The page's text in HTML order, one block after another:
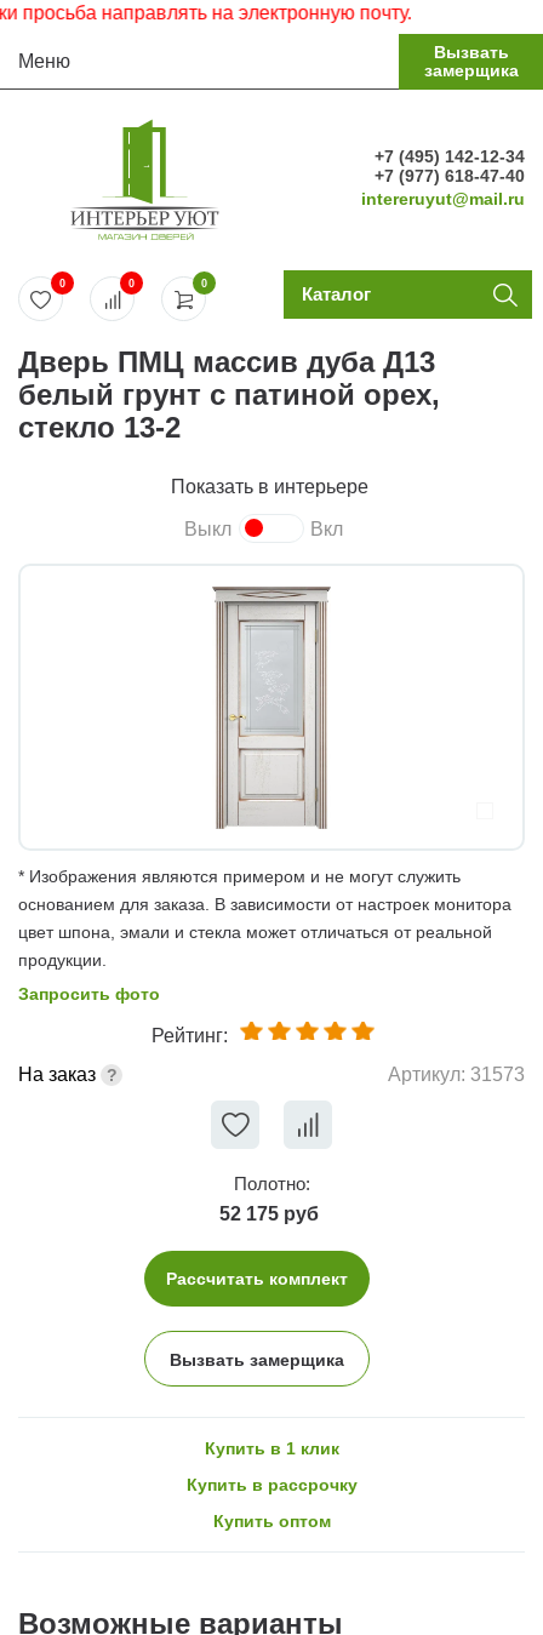
направлять на электронную почту.
Меню
Вызвать
замерщика
+7 (495) 142-12-34
+7 (977) 618-47-40
intereruyut@mail.ru
0
0 0 Каталог
Дверь ПМЦ массив дуба Д13
белый грунт с патиной орех,
стекло 13-2
Показать в интерьере
Выкл Вкл
* Изображения являются примером и не могут служить
основанием для заказа. В зависимости от настроек монитора
цвет шпона, эмали и стекла может отличаться от реальной
продукции.
Запросить фото
Рейтинг:
На заказ
Артикул: 31573
Полотно:
52 175 руб
Рассчитать комплект
Вызвать замерщика
Купить в 1 клик
Купить в рассрочку
Купить оптом
Возможные варианты